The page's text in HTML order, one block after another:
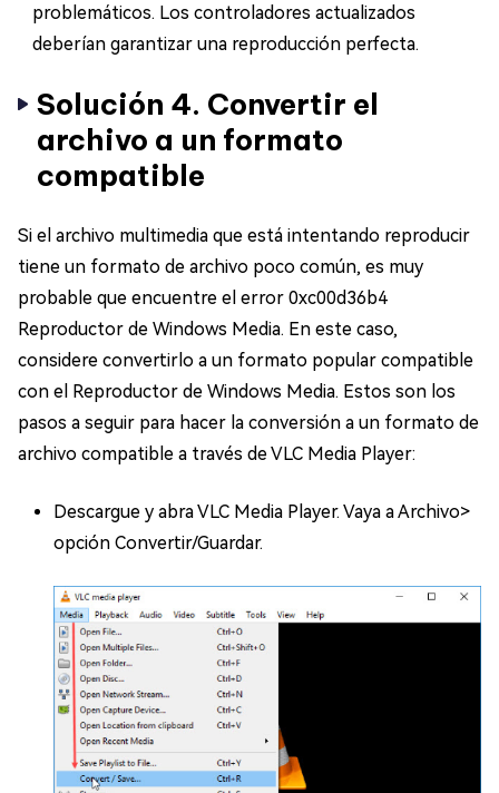
problemáticos. Los controladores actualizados
deberían garantizar una reproducción perfecta.
Solución 4. Convertir el
archivo a un formato
compatible
Si el archivo multimedia que está intentando reproducir
tiene un formato de archivo poco común, es muy
probable que encuentre el error 0xc00d36b4
Reproductor de Windows Media. En este caso,
considere convertirlo a un formato popular compatible
con el Reproductor de Windows Media. Estos son los
pasos a seguir para hacer la conversión a un formato de
archivo compatible a través de VLC Media Player:
Descargue y abra VLC Media Player. Vaya a Archivo>
opción Convertir/Guardar.